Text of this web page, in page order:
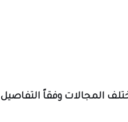
المجالات وفقاً التفاصيل